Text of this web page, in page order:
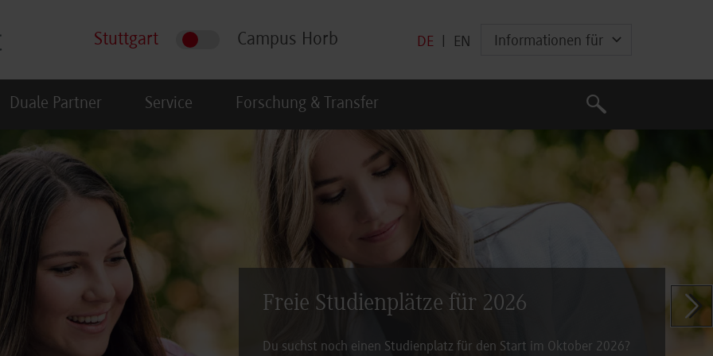
Stuttgart Campus Horb DE EN Informationen für
Duale Partner Service Forschung & Transfer
Suche
Suche
Freie Studienplätze für 2026
Du suchst noch einen Studienplatz für den Start im Oktober 2026?
Zeige